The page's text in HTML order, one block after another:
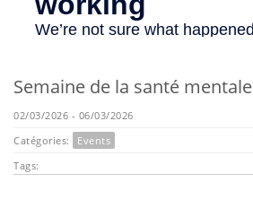
Semaine de la santé mentale
02/03/2026 - 06/03/2026
Catégories:
Events
Tags: